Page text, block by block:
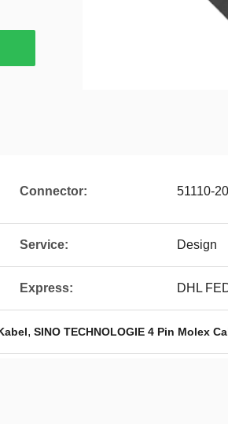
Connector: 51110-
Service: Design
Express: DHL
, SINO TECHNOLOGIE 4 Pin Molex